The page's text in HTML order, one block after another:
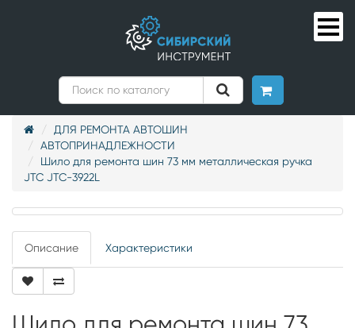
ДЛЯ РЕМОНТА АВТОШИН
АВТОПРИНАДЛЕЖНОСТИ
Шило для ремонта шин 73 мм металлическая ручка
JTC JTC-3922L
Описание Характеристики